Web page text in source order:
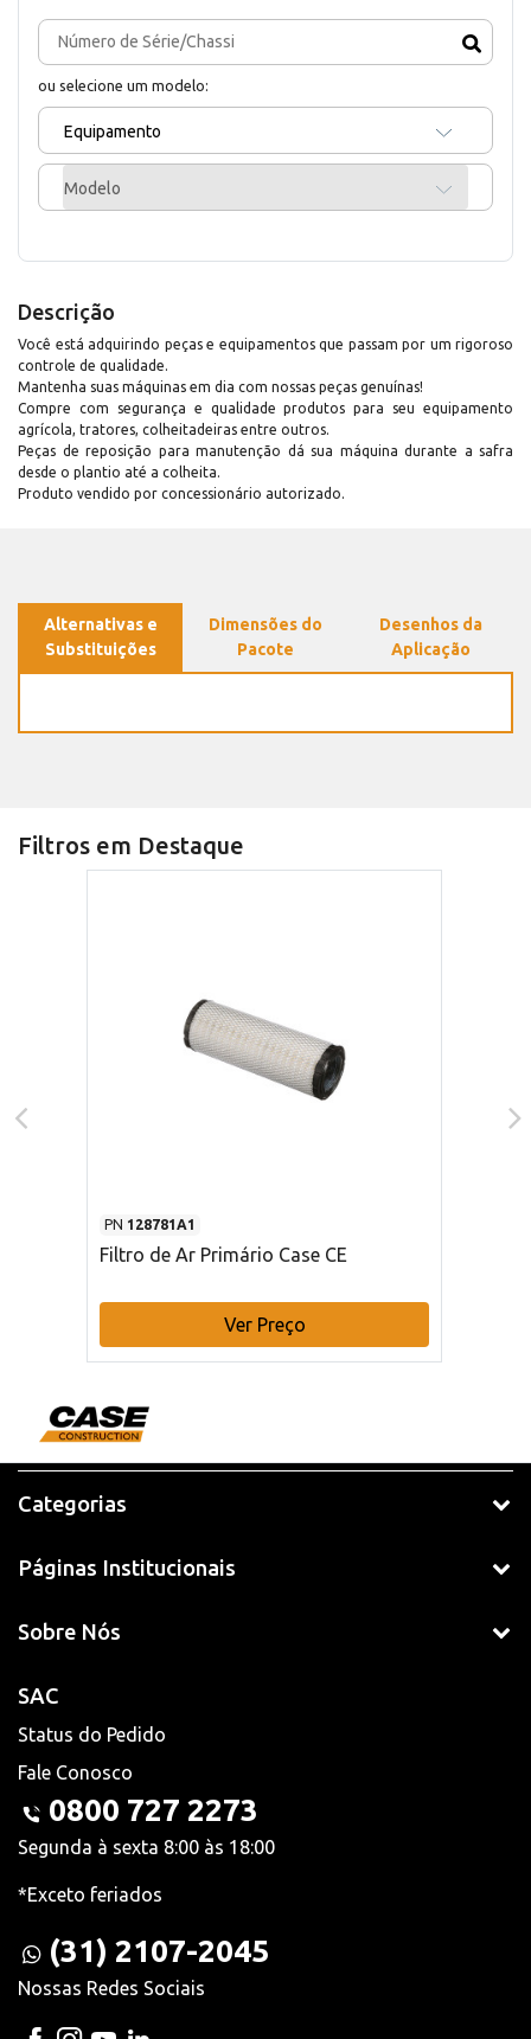
ou selecione um modelo:
Equipamento
Modelo
Descrição
Você está adquirindo peças e equipamentos que passam por um rigoroso
controle de qualidade.
Mantenha suas máquinas em dia com nossas peças genuínas!
Compre com segurança e qualidade produtos para seu equipamento
agrícola, tratores, colheitadeiras entre outros.
Peças de reposição para manutenção dá sua máquina durante a safra
desde o plantio até a colheita.
Produto vendido por concessionário autorizado.
Alternativas e
Substituições
Dimensões do
Pacote
Desenhos da
Aplicação
Filtros em Destaque
PN 128781A1
Filtro de Ar Primário Case CE
Ver Preço
Categorias
Páginas Institucionais
Sobre Nós
SAC
Status do Pedido
Fale Conosco
0800 727 2273
Segunda à sexta 8:00 às 18:00
*Exceto feriados
(31) 2107-2045
Nossas Redes Sociais